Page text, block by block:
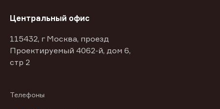
Центральный офис
115432, г Москва, проезд
Проектируемый 4062-й, дом 6,
стр 2
Телефоны